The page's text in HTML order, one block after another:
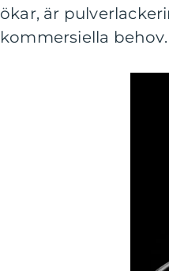
ökar, är
kommersiella behov.